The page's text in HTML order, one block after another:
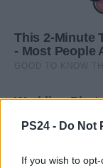
PS24 - Do Not
If you wish to